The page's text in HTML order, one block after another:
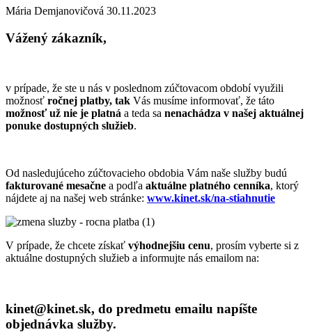
Mária Demjanovičová 30.11.2023
Vážený zákazník,
v prípade, že ste u nás v poslednom zúčtovacom období využili
možnosť ročnej platby, tak Vás musíme informovať, že táto
možnosťuž nie je platná a teda sa nenachádza v našej aktuálnej
ponuke dostupných služieb.
Od nasledujúceho zúčtovacieho obdobia Vám naše služby budú
fakturované mesačne a podľa aktuálne platného cenníka, ktorý
nájdete aj na našej web stránke: www.kinet.sk/na-stiahnutie
V prípade, že chcete získať výhodnejšiu cenu, prosím vyberte si z
aktuálne dostupných služieb a informujte nás emailom na:
kinet@kinet.sk, do predmetu emailu napíšte
objednávka služby.